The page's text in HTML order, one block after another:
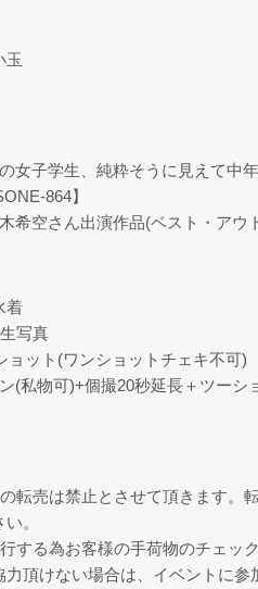
玉
の女子学生、純粋そうに見えて
864】
希空さん出演作品(ベスト・アウ
着
写真
ョット(ワンショットチェキ不可)
(私物可)+個撮20秒延長＋ツーシ
転売は禁止とさせて頂きます。
。
する為お客様の手荷物のチェッ
頂けない場合は、イベントに参